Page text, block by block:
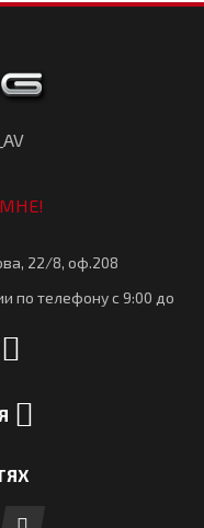
22/8, оф.208
по телефону с 9:00 до